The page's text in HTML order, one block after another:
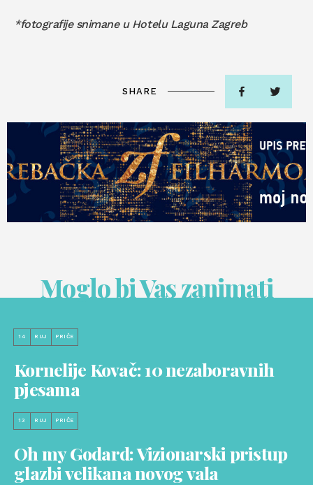
*fotografije snimane u Hotelu Laguna Zagreb
SHARE
Moglo bi Vas zanimati
14 RUJ PRIČE
Kornelije Kovač: 10 nezaboravnih
pjesama
13 RUJ PRIČE
Oh my Godard: Vizionarski pristup
glazbi velikana novog vala